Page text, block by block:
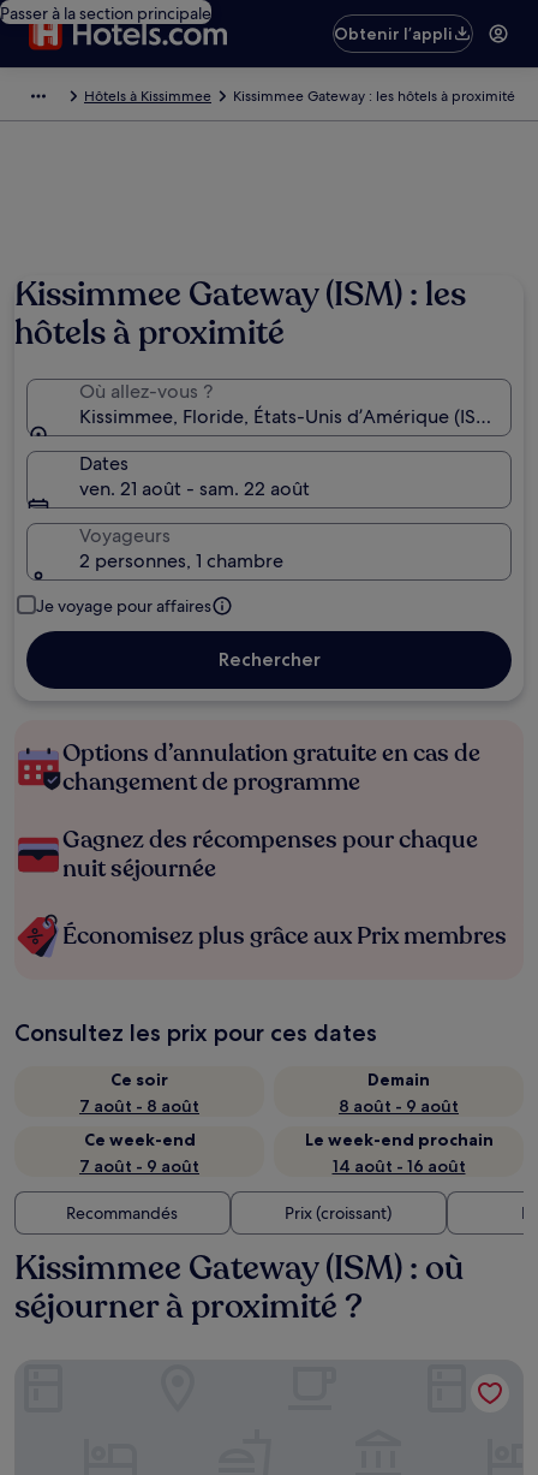
Passer à la section principale
Obtenir l’appli
Hôtels à Kissimmee Kissimmee Gateway : les hôtels à proximité
Kissimmee Gateway (ISM) : les
hôtels à proximité
Où allez-vous ?
Kissimmee, Floride, États-Unis d’Amérique (ISM-
Dates
ven. 21 août - sam. 22 août
Voyageurs
2 personnes, 1 chambre
Je voyage pour affaires
Rechercher
Options d’annulation gratuite en cas de
changement de programme
Gagnez des récompenses pour chaque
nuit séjournée
Économisez plus grâce aux Prix membres
Consultez les prix pour ces dates
Ce soir
7 août - 8 août
Demain
8 août - 9 août
Ce week-end
7 août - 9 août
Le week-end prochain
14 août - 16 août
Recommandés Prix (croissant)
Kissimmee Gateway (ISM) : où
séjourner à proximité ?